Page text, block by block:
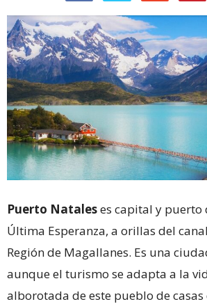
Puerto Nataleses capital y puerto
Última Esperanza, a orillas del
Región de Magallanes. Es una
aunque el turismo se adapta a la
alborotada de este pueblo de casas